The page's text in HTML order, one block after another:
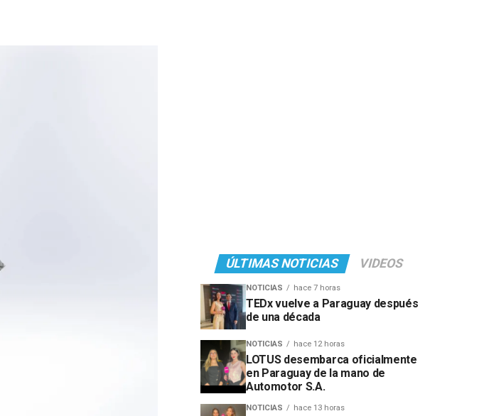
ÚLTIMAS NOTICIAS VIDEOS
NOTICIAS hace 7 horas
TEDx vuelve a Paraguay después
de una década
NOTICIAS hace 12 horas
LOTUS desembarca oficialmente
en Paraguay de la mano de
Automotor S.A.
NOTICIAS hace 13 horas